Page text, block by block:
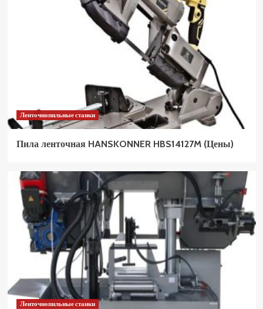
Ленточнопильные станки
Пила ленточная HANSKONNER HBS14127M (Цены)
Ленточнопильные станки